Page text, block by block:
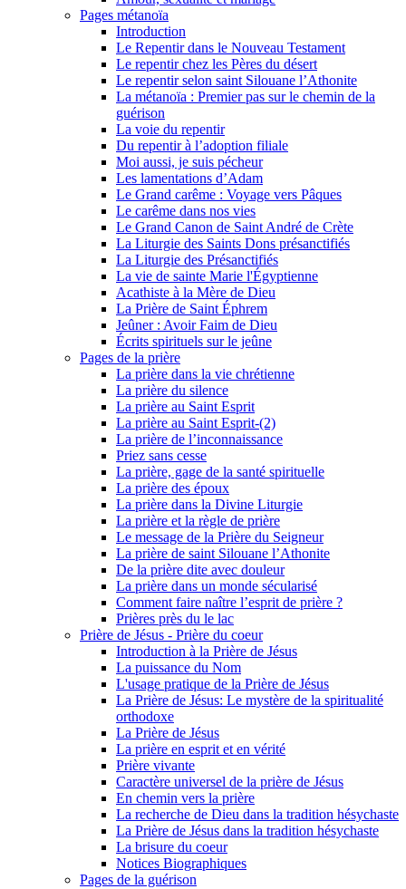
Pages métanoïa
Introduction
Le Repentir dans le Nouveau Testament
Le repentir chez les Pères du désert
Le repentir selon saint Silouane l’Athonite
La métanoïa : Premier pas sur le chemin de la
guérison
La voie du repentir
Du repentir à l’adoption filiale
Moi aussi, je suis pécheur
Les lamentations d’Adam
Le Grand carême : Voyage vers Pâques
Le carême dans nos vies
Le Grand Canon de Saint André de Crète
La Liturgie des Saints Dons présanctifiés
La Liturgie des Présanctifiés
La vie de sainte Marie l'Égyptienne
Acathiste à la Mère de Dieu
La Prière de Saint Éphrem
Jeûner : Avoir Faim de Dieu
Écrits spirituels sur le jeûne
Pages de la prière
La prière dans la vie chrétienne
La prière du silence
La prière au Saint Esprit
La prière au Saint Esprit-(2)
La prière de l’inconnaissance
Priez sans cesse
La prière, gage de la santé spirituelle
La prière des époux
La prière dans la Divine Liturgie
La prière et la règle de prière
Le message de la Prière du Seigneur
La prière de saint Silouane l’Athonite
De la prière dite avec douleur
La prière dans un monde sécularisé
Comment faire naître l’esprit de prière ?
Prières près du le lac
Prière de Jésus - Prière du coeur
Introduction à la Prière de Jésus
La puissance du Nom
L'usage pratique de la Prière de Jésus
La Prière de Jésus: Le mystère de la spiritualité
orthodoxe
La Prière de Jésus
La prière en esprit et en vérité
Prière vivante
Caractère universel de la prière de Jésus
En chemin vers la prière
La recherche de Dieu dans la tradition hésychaste
La Prière de Jésus dans la tradition hésychaste
La brisure du coeur
Notices Biographiques
Pages de la guérison